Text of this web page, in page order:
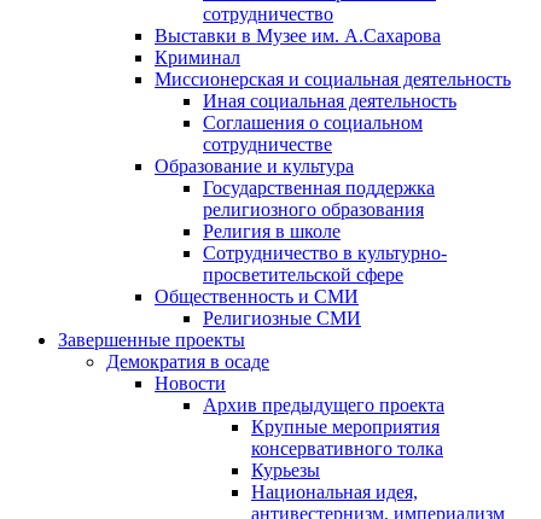
сотрудничество
Выставки в Музее им. А.Сахарова
Криминал
Миссионерская и социальная деятельность
Иная социальная деятельность
Соглашения о социальном
сотрудничестве
Образование и культура
Государственная поддержка
религиозного образования
Религия в школе
Сотрудничество в культурно-
просветительской сфере
Общественность и СМИ
Религиозные СМИ
Завершенные проекты
Демократия в осаде
Новости
Архив предыдущего проекта
Крупные мероприятия
консервативного толка
Курьезы
Национальная идея,
антивестернизм, империализм